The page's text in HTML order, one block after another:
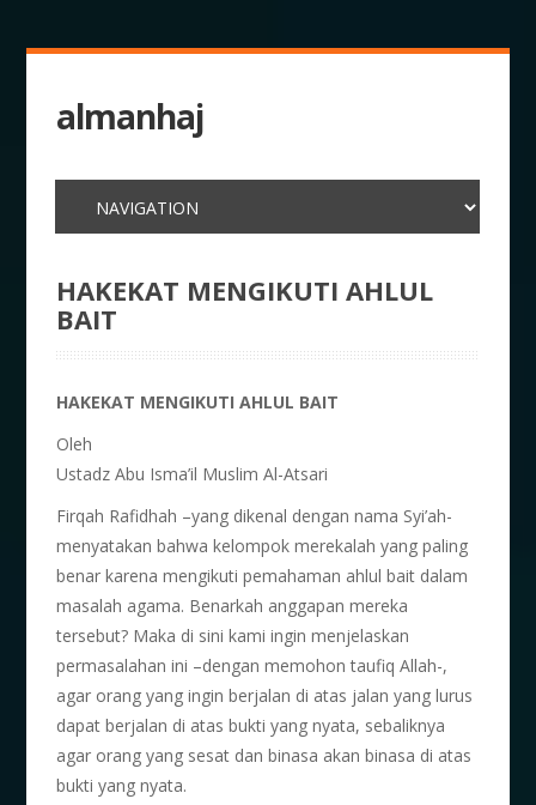
almanhaj
HAKEKAT MENGIKUTI AHLUL
BAIT
HAKEKAT MENGIKUTI AHLUL BAIT
Oleh
Ustadz Abu Isma’il Muslim Al-Atsari
Firqah Rafidhah –yang dikenal dengan nama Syi’ah-
menyatakan bahwa kelompok merekalah yang paling
benar karena mengikuti pemahaman ahlul bait dalam
masalah agama. Benarkah anggapan mereka
tersebut? Maka di sini kami ingin menjelaskan
permasalahan ini –dengan memohon taufiq Allah-,
agar orang yang ingin berjalan di atas jalan yang lurus
dapat berjalan di atas bukti yang nyata, sebaliknya
agar orang yang sesat dan binasa akan binasa di atas
bukti yang nyata.